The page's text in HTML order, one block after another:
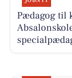
Pædagog til